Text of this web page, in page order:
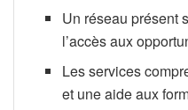
Un réseau présent
l’accès aux
Les services
et une aide aux